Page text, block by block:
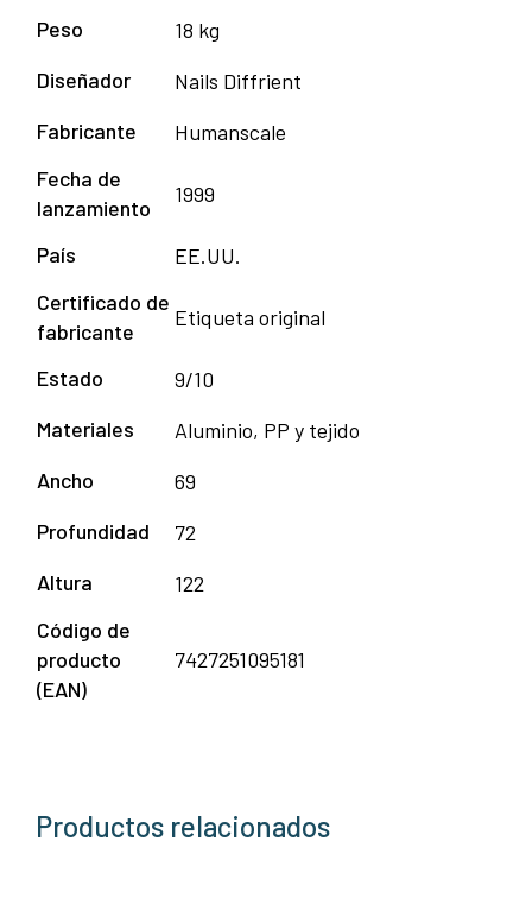
Peso
18 kg
Diseñador
Nails Diffrient
Fabricante
Humanscale
Fecha de
lanzamiento
1999
País
EE.UU.
Certificado de
fabricante
Etiqueta original
Estado
9/10
Materiales
Aluminio, PP y tejido
Ancho
69
Profundidad
72
Altura
122
Código de
producto
(EAN)
7427251095181
Productos relacionados